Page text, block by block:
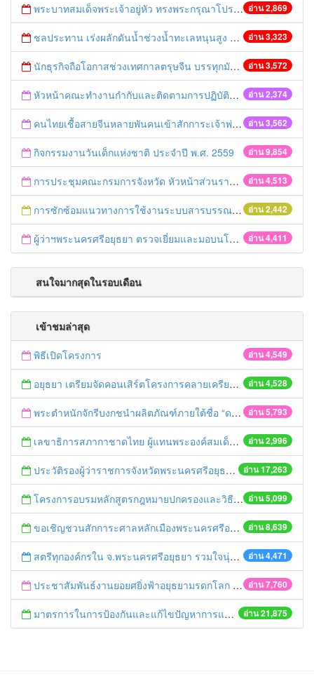
อ่าน 2,869
พระบาทสมเด็จพระเจ้าอยู่หัว ทรงพระกรุณาโปรดเกล้าฯ ให้หม่อมเจ้ามงคลเฉลิม ยุคล เสด็จแทนพระองค์ไปในการสังเวยพระป้าย ณ พระที่นั่งเวหาศจำรูญ พระราชวังบางปะอิน อ.บางปะอิน จ.พระนครศรีอยุธยา เนื่องในเทศกาลตรุษจีน
อ่าน 3,323
ชลประทาน เร่งผลักดันน้ำช่วงน้ำทะเลหนุนสูง 5-6 วันจากนี้ไป เกรงมีผลต่อน้ำประปา
อ่าน 3,572
นักธุรกิจถือโอกาสช่วงเทศกาลตรุษจีน บรรทุกมันสำปะหลังเกินกฎหมายกำหนดข้ามจังหวัด ส่งผลกระทบต่อราคาภายในประเทศ
อ่าน 2,374
หัวหน้าคณะทำงานกำกับและติดตามการปฏิบัติราชการในภูมิภาคของรองนายกรัฐมนตรี ทุ่มงบเร่งด่วนกว่า 12 ล้านบาท ช่วยเหลือประชาชนในพื้นที่จังหวัดพระนครศรีอยุธยาให้แล้วเสร็จภายในเดือนมีนาคมนี้
อ่าน 3,562
คนไทยเชื้อสายจีนหลายพันคนเข้าสักการะเจ้าพ่อซำปากง และเทพเจ้าไฉ่ซิ้งเอี้ย ที่วัดพนัญเชิงวรวิหาร อย่างคึกคัก
อ่าน 9,854
กิจกรรมงานวันเด็กแห่งชาติ ประจำปี พ.ศ. 2559
อ่าน 4,513
การประชุมคณะกรมการจังหวัด หัวหน้าส่วนราชการประจำเดือนธันวาคม 2558
อ่าน 2,442
การซักซ้อมแนวทางการใช้งานระบบสารบรรณอิเล็กทรอนิกส์ในการออกเลขที่หนังสืออัตโนมัติ
อ่าน 4,411
ผู้ว่าฯพระนครศรีอยุธยา ตรวจเยี่ยมและมอบนโยบายหน่วยงานสังกัดกระทรวงกลาโหม
สนใจมากสุดในรอบเดือน
เข้าชมล่าสุด
อ่าน 4,549
พิธีเปิดโครงการ
อ่าน 4,528
อยุธยา เตรียมจัดคอนเสิร์ตโครงการคลายเครียดเพื่อการกุศล
อ่าน 5,793
พระตำหนักจักรีบงกชนำผลิตภัณฑ์ภายใต้ชื่อ “ดร.น้ำใจ” จำหน่ายที่ศูนย์ราชการจังหวัดอยุธยาฯ
อ่าน 2,996
เลขาธิการสภากาชาดไทย ผู้แทนพระองค์สมเด็จพระนางเจ้าสิริกิต์ พระบรมราชินีนาถ มอบชุดธารน้ำใจพร้อมน้ำดื่มให้กับราษฎรที่ประสบภัยพายุฤดูร้อน
อ่าน 17,263
ประวัติรองผู้ว่าราชการจังหวัดพระนครศรีอยุธยา
อ่าน 5,099
โครงการอบรมหลักสูตรกฎหมายปกครองและวิธีพิจารณาคดีปกครองตาม มาตรฐานที่ ก.ศป. รับรอง
อ่าน 8,639
ขอเชิญชวนสักการะศาลหลักเมืองพระนครศรีอยุธยา
อ่าน 4,471
สตรีทุกองค์กรใน จ.พระนครศรีอยุธยา รวมใจนุ่งผ้าซิ่นไทย ถวายราชินี ตลอดเดือนสิงหาคม
อ่าน 7,760
ประชาสัมพันธ์งานยอยศยิ่งฟ้าอยุธยามรดกโลก ประจำปี ๒๕๕๖
อ่าน 21,875
มาตรการในการป้องกันและแก้ไขปัญหาการแข่งรถยนต์และรถจักรยานยนต์ในทางและการควบคุมสถานบริการหรือสถานประกอบการที่เปิดให้บริการในลักษณะที่คล้ายกับสถานบริการ